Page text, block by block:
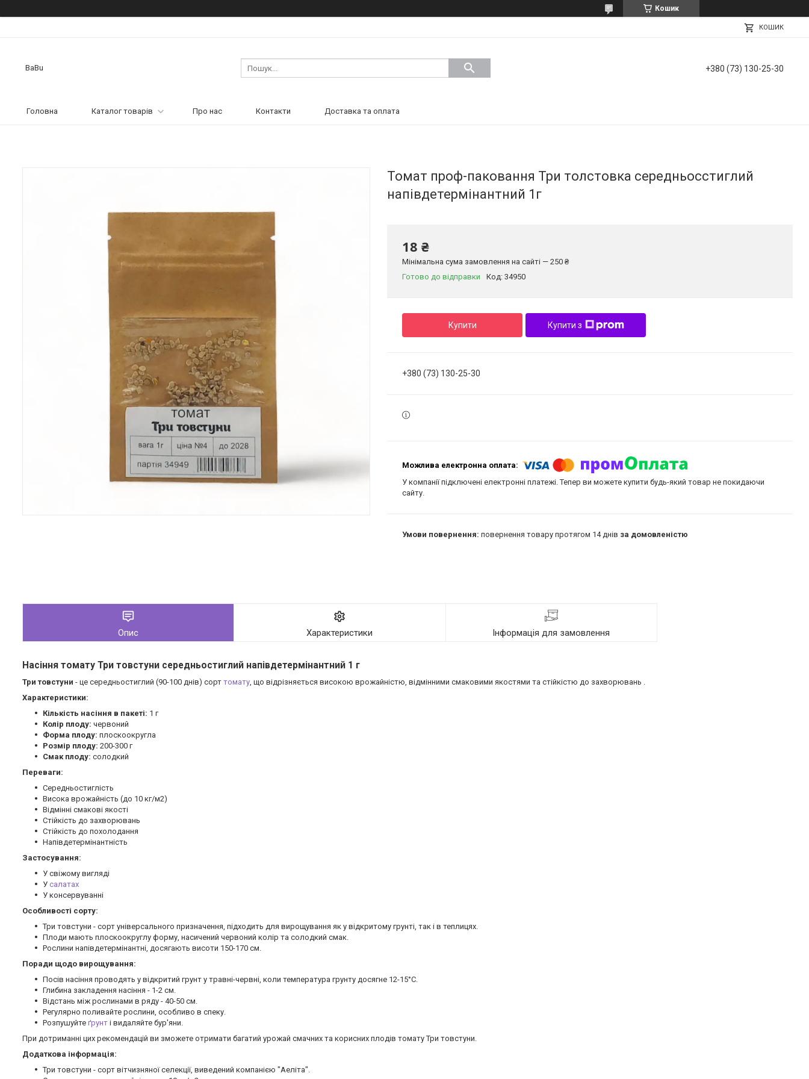
Кошик
КОШИК
BaBu +380 (73) 130-25-30
Головна Каталог товарів Про нас Контакти Доставка та оплата
Томат проф-паковання Три толстовка середньосстиглий
напівдетермінантний 1г
18 ₴
Мінімальна сума замовлення на сайті — 250 ₴
Готово до відправки
Код: 34950
Купити Купити з
+380 (73) 130-25-30
У компанії підключені електронні платежі. Тепер ви можете купити будь-який товар не покидаючи
сайту.
повернення товару протягом 14 днів за домовленістю
Опис Характеристики Інформація для замовлення
Насіння томату Три товстуни середньостиглий напівдетермінантний 1 г
Три товстуни - це середньостиглий (90-100 днів) сорт томату, що відрізняється високою врожайністю, відмінними смаковими якостями та стійкістю до захворювань .
Характеристики:
Кількість насіння в пакеті: 1 г
Колір плоду: червоний
Форма плоду: плоскоокругла
Розмір плоду: 200-300 г
Смак плоду: солодкий
Переваги:
Середньостиглість
Висока врожайність (до 10 кг/м2)
Відмінні смакові якості
Стійкість до захворювань
Стійкість до похолодання
Напівдетермінантність
Застосування:
У свіжому вигляді
У салатах
У консервуванні
Особливості сорту:
Три товстуни - сорт універсального призначення, підходить для вирощування як у відкритому грунті, так і в теплицях.
Плоди мають плоскоокруглу форму, насичений червоний колір та солодкий смак.
Рослини напівдетермінантні, досягають висоти 150-170 см.
Поради щодо вирощування:
Посів насіння проводять у відкритий грунт у травні-червні, коли температура грунту досягне 12-15°C.
Глибина закладення насіння - 1-2 см.
Відстань між рослинами в ряду - 40-50 см.
Регулярно поливайте рослини, особливо в спеку.
Розпушуйте ґрунт і видаляйте бур'яни.
При дотриманні цих рекомендацій ви зможете отримати багатий урожай смачних та корисних плодів томату Три товстуни.
Додаткова інформація:
Три товстуни - сорт вітчизняної селекції, виведений компанією "Аеліта".